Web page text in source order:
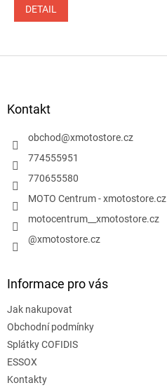
DETAIL
Kontakt
obchod@xmotostore.cz
774555951
770655580
MOTO Centrum - xmotostore.cz
motocentrum__xmotostore.cz
@xmotostore.cz
Informace pro vás
Jak nakupovat
Obchodní podmínky
Splátky COFIDIS
ESSOX
Kontakty